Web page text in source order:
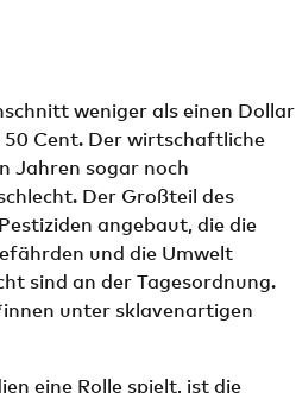
weniger als einen Dollar
Cent. Der wirtschaftliche
Jahren sogar noch
Der Großteil des
angebaut, die die
und die Umwelt
sind an der Tagesordnung.
unter sklavenartigen
eine Rolle spielt, ist die